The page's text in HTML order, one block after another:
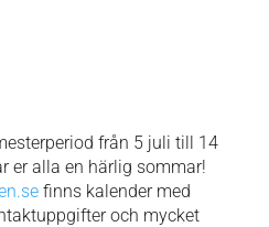
från 5 juli till 14
er alla en härlig sommar!
finns kalender med
och mycket